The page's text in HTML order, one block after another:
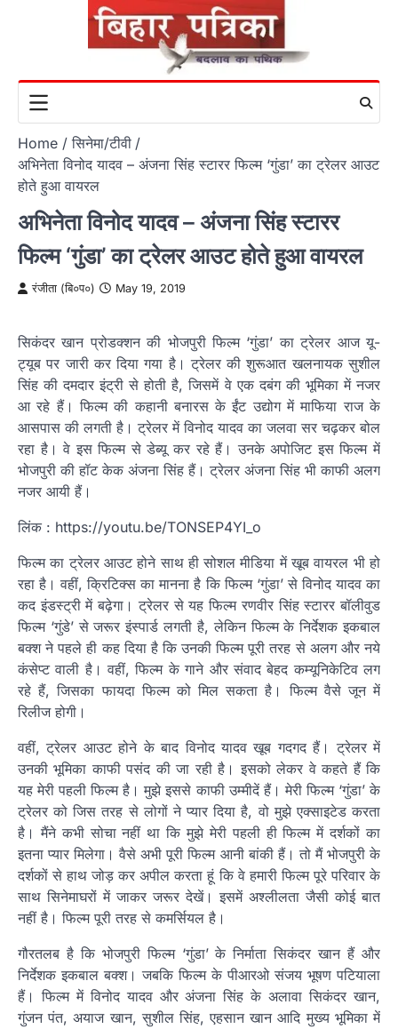
Home
सिनेमा/टीवी
अभिनेता विनोद यादव – अंजना सिंह‍ स्‍टारर फिल्‍म ‘गुंडा’ का ट्रेलर आउट
होते हुआ वायरल
अभिनेता विनोद यादव – अंजना सिंह‍ स्‍टारर
फिल्‍म ‘गुंडा’ का ट्रेलर आउट होते हुआ वायरल
रंजीता (बि०प०) May 19, 2019
सिकंदर खान प्रोडक्‍शन की भोजपुरी फिल्‍म ‘गुंडा’ का ट्रेलर आज यू-
ट्यूब पर जारी कर दिया गया है। ट्रेलर की शुरूआत खलनायक सुशील
सिंह की दमदार इंट्री से होती है, जिसमें वे एक दबंग की भूमिका में नजर
आ रहे हैं। फिल्‍म की कहानी बनारस के ईंट उद्योग में माफिया राज के
आसपास की लगती है। ट्रेलर में विनोद यादव का जलवा सर चढ़कर बोल
रहा है। वे इस फिल्‍म से डेब्‍यू कर रहे हैं। उनके अपोजिट इस फिल्‍म में
भोजपुरी की हॉट केक अंजना सिंह हैं। ट्रेलर अंजना सिंह भी काफी अलग
नजर आयी हैं।
लिंक : https://youtu.be/TONSEP4YI_o
फिल्‍म का ट्रेलर आउट होने साथ ही सोशल मीडिया में खूब वायरल भी हो
रहा है। वहीं, क्रिटिक्‍स का मानना है कि फिल्‍म ‘गुंडा’ से विनोद यादव का
कद इंडस्‍ट्री में बढ़ेगा। ट्रेलर से यह फिल्‍म रणवीर सिंह स्‍टारर बॉलीवुड
फिल्‍म ‘गुंडे’ से जरूर इंस्‍पार्ड लगती है, लेकिन फिल्‍म के निर्देशक इकबाल
बक्‍श ने पहले ही कह दिया है कि उनकी फिल्‍म पूरी तरह से अलग और नये
कंसेप्‍ट वाली है। वहीं, फिल्‍म के गाने और संवाद बेहद कम्‍यूनिकेटिव लग
रहे हैं, जिसका फायदा फिल्‍म को मिल सकता है। फिल्‍म वैसे जून में
रिलीज होगी।
वहीं, ट्रेलर आउट होने के बाद विनोद यादव खूब गदगद हैं। ट्रेलर में
उनकी भूमिका काफी पसंद की जा रही है। इसको लेकर वे कहते हैं कि
यह मेरी पहली फिल्‍म है। मुझे इससे काफी उम्‍मीदें हैं। मेरी फिल्‍म ‘गुंडा’ के
ट्रेलर को जिस तरह से लोगों ने प्‍यार दिया है, वो मुझे एक्‍साइटेड करता
है। मैंने कभी सोचा नहीं था कि मुझे मेरी पहली ही फिल्‍म में दर्शकों का
इतना प्‍यार मिलेगा। वैसे अभी पूरी फिल्‍म आनी बांकी हैं। तो मैं भोजपुरी के
दर्शकों से हाथ जोड़ कर अपील करता हूं कि वे हमारी फिल्‍म पूरे परिवार के
साथ सिनेमाघरों में जाकर जरूर देखें। इसमें अश्‍लीलता जैसी कोई बात
नहीं है। फिल्‍म पूरी तरह से कमर्सियल है।
गौरतलब है कि भोजपुरी फिल्‍म ‘गुंडा’ के निर्माता सिकंदर खान हैं और
निर्देशक इकबाल बक्‍श। जबकि फिल्‍म के पीआरओ संजय भूषण पटियाला
हैं। फिल्‍म में विनोद यादव और अंजना सिंह के अलावा सिकंदर खान,
गुंजन पंत, अयाज खान, सुशील सिंह, एहसान खान आदि मुख्‍य भूमिका में